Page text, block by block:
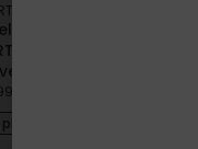
mural faïence
33 x 55CM ép.8,8MM
Marfil - Navarti
plus de modèles